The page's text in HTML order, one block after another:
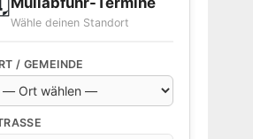
Wähle deinen Standort
/ GEMEINDE